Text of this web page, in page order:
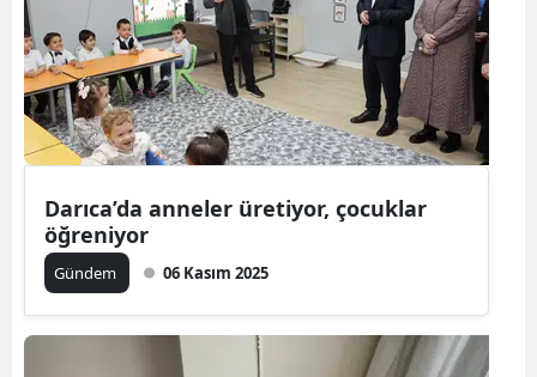
Bilecik
Bingöl
Bitlis
Bolu
Çanakkale
Çankırı
Darıca’da anneler üretiyor, çocuklar
öğreniyor
Gündem 06 Kasım 2025